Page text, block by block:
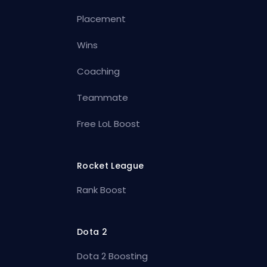
Placement
Wins
Coaching
Teammate
Free LoL Boost
Rocket League
Rank Boost
Dota 2
Dota 2 Boosting